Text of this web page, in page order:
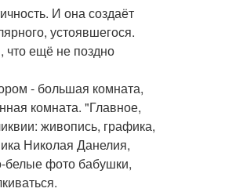
И она создаёт
устоявшегося.
что ещё не поздно
- большая комната,
комната. "Главное,
живопись, графика,
Николая Данелия,
белые фото бабушки,